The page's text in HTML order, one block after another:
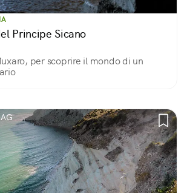
Principe Sicano
per scoprire il mondo di un